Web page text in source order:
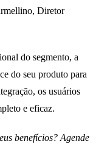
Diretor
do segmento, a
do seu produto para
os usuários
e eficaz.
benefícios? Agende